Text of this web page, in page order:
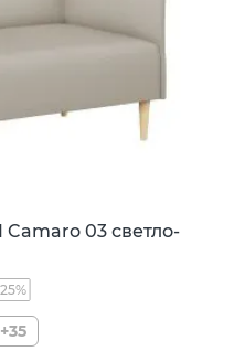
03 светло-
+35